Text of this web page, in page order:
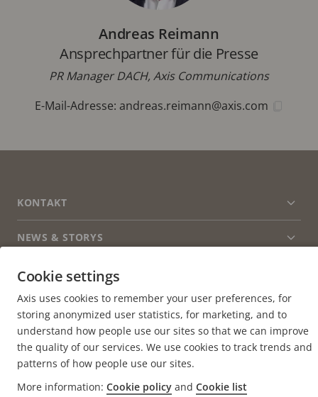
Andreas Reimann
Ansprechpartner für die Presse
PR Manager DACH, Axis Communications
E-Mail-Adresse: andreas.reimann@axis.com
KONTAKT
Kontaktieren Sie uns
NEWS & STORYS
Erfahrungsberichte
Life at Axis
Engineering at Axis
ABONNIEREN
Newsletter abonnieren
Abonnieren Sie die E-Mails mit
Sicherheitsbenachrichtigungen von Axis
GERMANY / DEUTSCH NEWSROOM
Social
Cookie settings
Axis uses cookies to remember your user preferences, for
storing anonymized user statistics, for marketing, and to
understand how people use our sites so that we can improve
the quality of our services. We use cookies to track trends and
patterns of how people use our sites.
More information: Cookie policy and Cookie list